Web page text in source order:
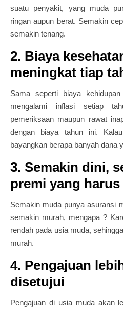
suatu penyakit, yang muda
ringan aupun berat. Semakin
semakin tenang.
2. Biaya
meningkat tiap
Sama seperti biaya
mengalami inflasi setiap
pemeriksaan maupun rawat
dengan biaya tahun ini.
bayangkan berapa banyah dana
3. Semakin dini,
premi yang
Semakin muda punya asuransi
semakin murah, mengapa ?
rendah pada usia muda,
murah.
4. Pengajuan
disetujui
Pengajuan di usia muda akan